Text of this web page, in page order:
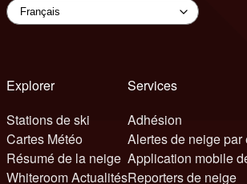
Explorer
Stations de ski
Cartes Météo
Résumé de la neige
Whiteroom Actualités
Services
Adhésion
Alertes de neige par
Application mobile
Reporters de neige